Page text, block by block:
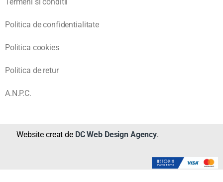
Politica de confidentialitate
Politica cookies
Politica de retur
A.N.P.C.
Website creat de DC Web Design Agency.